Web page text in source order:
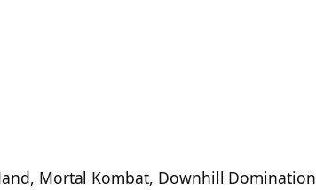
Mortal Kombat, Downhill Domination